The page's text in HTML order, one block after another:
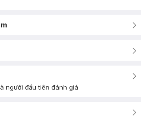
người đầu tiên đánh giá